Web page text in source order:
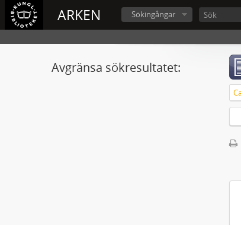
ARKEN Sökingångar
Avgränsa sökresultatet: